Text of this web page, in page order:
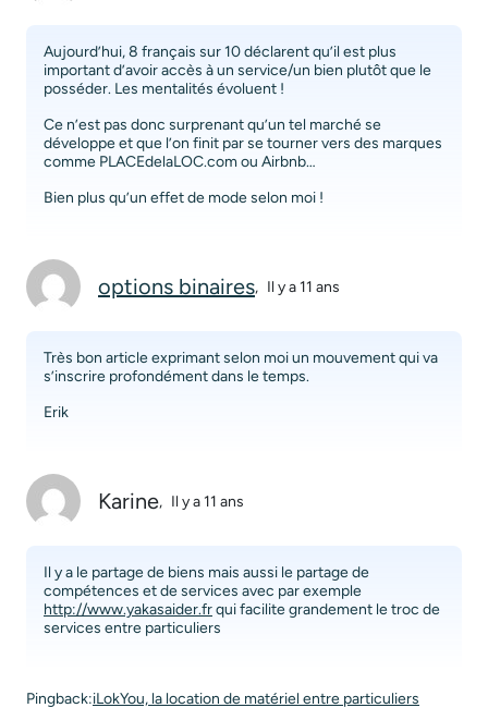
Aujourd’hui, 8 français sur 10 déclarent qu’il est plus
important d’avoir accès à un service/un bien plutôt que le
posséder. Les mentalités évoluent !
Ce n’est pas donc surprenant qu’un tel marché se
développe et que l’on finit par se tourner vers des marques
comme PLACEdelaLOC.com ou Airbnb…
Bien plus qu’un effet de mode selon moi !
options binaires, Il y a 11 ans
Très bon article exprimant selon moi un mouvement qui va
s’inscrire profondément dans le temps.
Erik
Karine, Il y a 11 ans
Il y a le partage de biens mais aussi le partage de
compétences et de services avec par exemple
http://www.yakasaider.frqui facilite grandement le troc de
services entre particuliers
Pingback:iLokYou, la location de matériel entre particuliers